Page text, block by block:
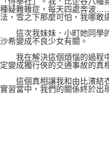
時審查核予不同之上限額度；若仍
請求用戶進行身份認證。
５．嚴禁一人註冊多個帳號或使用
恩沛科技股份有限公司將有權停止
國家/地區配送
種疑難雜症，每天四處奔波
法，雪之下那麼可怕，我哪敢
這次我妹妹．小町她同學
沙希變成不良少女有關。
我在解決這個煩惱的過程
定變成獨行俠的交通事故的真
這個真相讓我和由比濱結
實習當中，我們的關係終於出